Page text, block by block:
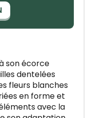
son écorce
dentelées
fleurs blanches
en forme et
avec la